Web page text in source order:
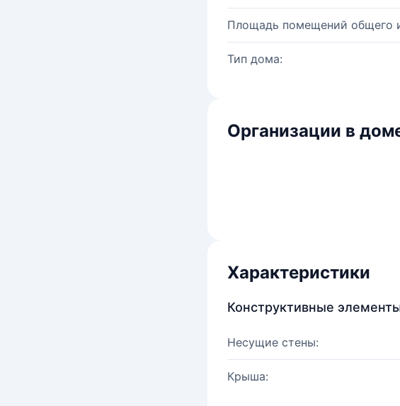
Площадь помещений общего
Тип дома:
Организации в
Характеристики
Конструктивные
Несущие стены:
Крыша: